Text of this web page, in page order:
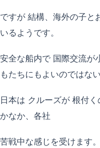
ですが 結構、海外の子と
いるようです。
安全な船内で 国際交流が
もたちにもよいのではな
日本は クルーズが 根付
かなか、各社
苦戦中な感じを受けます。